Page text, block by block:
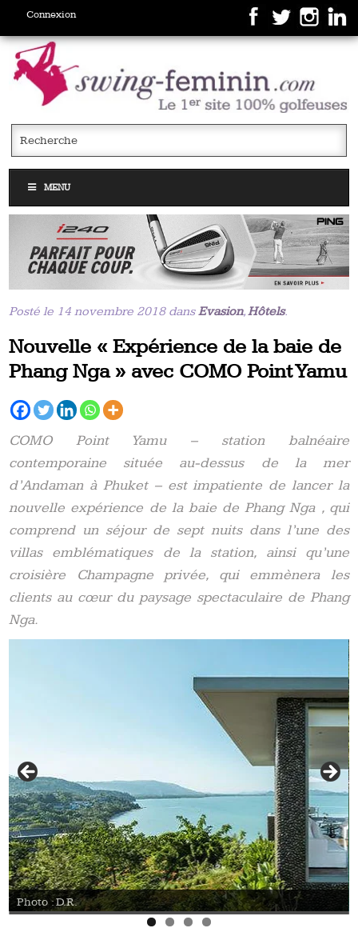
Connexion
MENU
Posté le 14 novembre 2018 dansEvasion,Hôtels.
Nouvelle « Expérience de la baie de
Phang Nga » avec COMO Point Yamu
COMO Point Yamu – station balnéaire
contemporaine située au-dessus de la mer
d’Andaman à Phuket – est impatiente de lancer la
nouvelle expérience de la baie de Phang Nga , qui
comprend un séjour de sept nuits dans l’une des
villas emblématiques de la station, ainsi qu’une
croisière Champagne privée, qui emmènera les
clients au cœur du paysage spectaculaire de Phang
Nga.
Photo : D.R.